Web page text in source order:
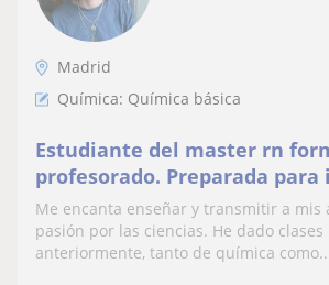
Madrid
Química: Química básica
Estudiante del master rn
profesorado. Preparada
clases de ciencias al nivel de
bachillerato.
Me encanta enseñar y transmitir a mis
pasión por las ciencias. He dado
anteriormente, tanto de química